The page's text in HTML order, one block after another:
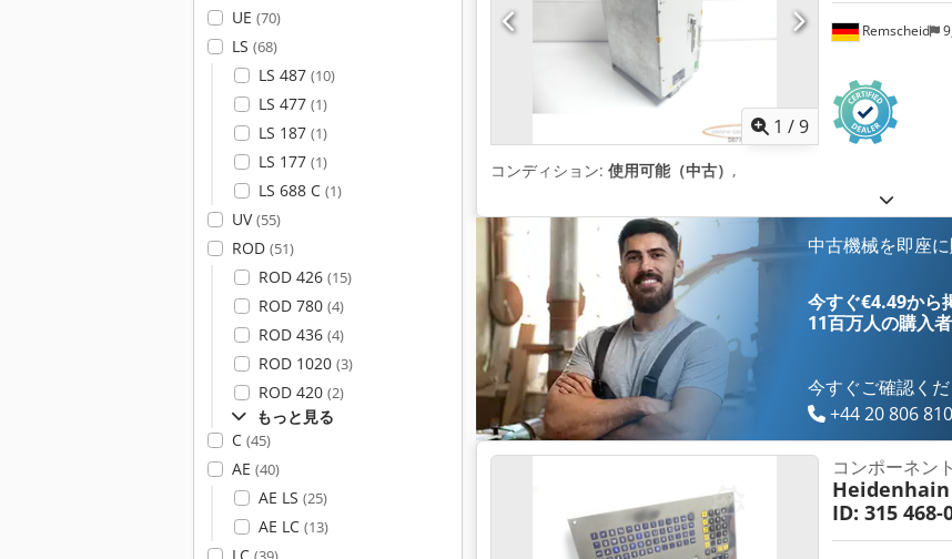
UE (70)
LS (68)
LS 487 (10)
LS 477 (1)
LS 187 (1)
LS 177 (1)
LS 688 C (1)
UV(55)
ROD (51)
ROD 426 (15)
ROD 780 (4)
ROD 436 (4)
ROD 1020 (3)
ROD 420 (2)
もっと見る
C (45)
AE (40)
AE LS (25)
AE LC (13)
1 /9
Remscheid
コンディション: 使用可能（中古） ,
中古機械を即座
今すぐ€4.49から
11百万人の購入者
今すぐご確認く
+44 20 806
コンポーネント
Heidenhain
ID: 315 468-